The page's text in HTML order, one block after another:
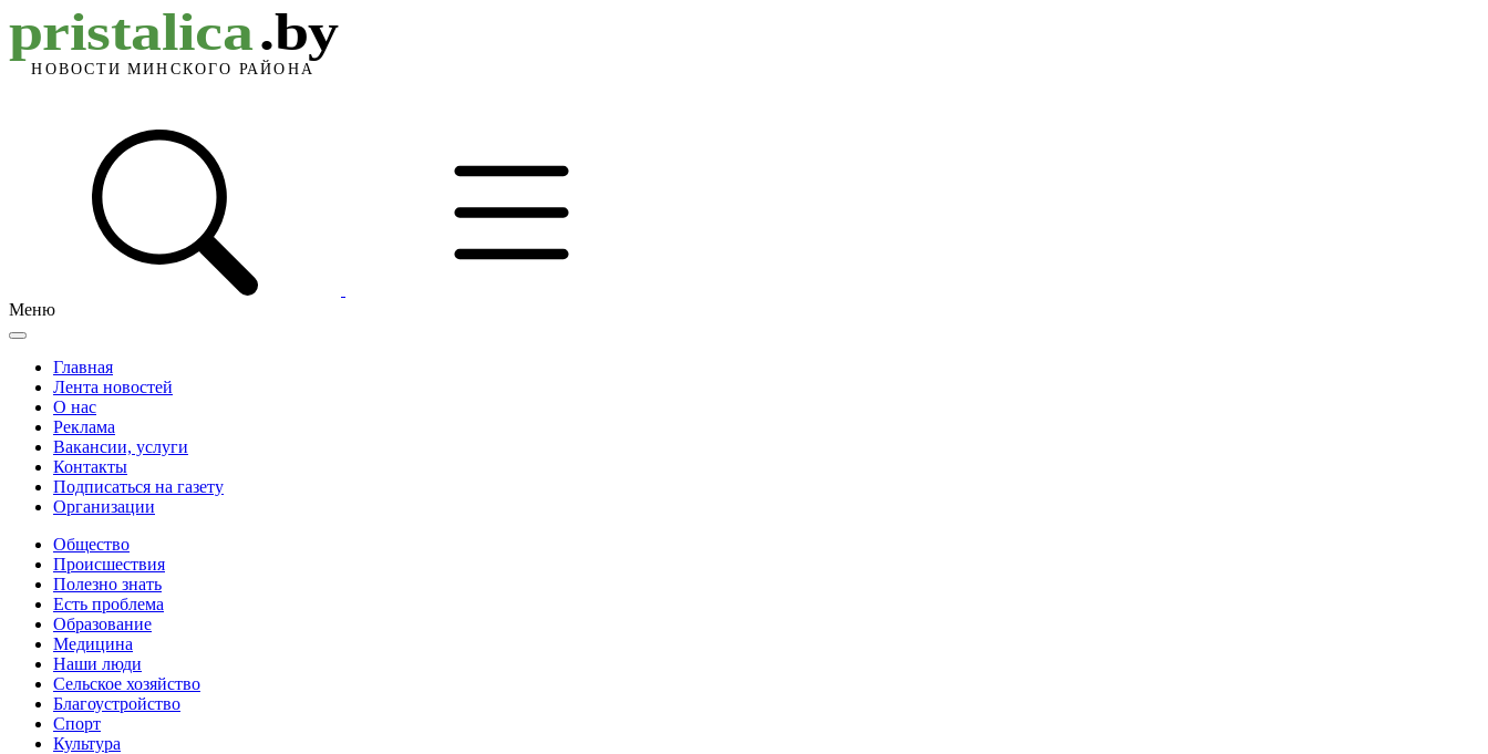
Меню
Главная
Лента новостей
О нас
Реклама
Вакансии, услуги
Контакты
Подписаться на газету
Организации
Общество
Происшествия
Полезно знать
Есть проблема
Образование
Медицина
Наши люди
Сельское хозяйство
Благоустройство
Спорт
Культура